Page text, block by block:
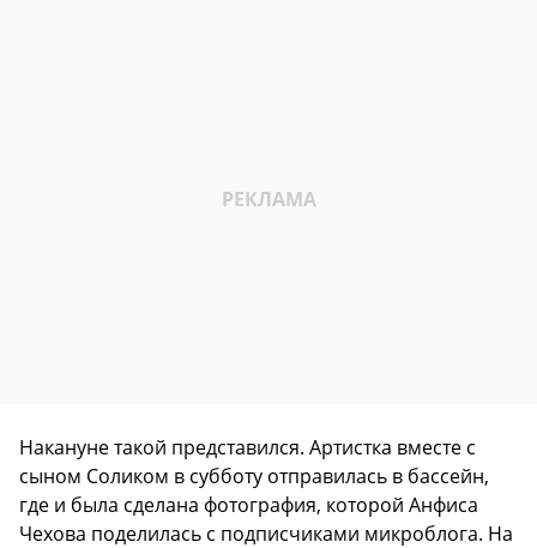
Накануне такой представился. Артистка вместе с
сыном Соликом в субботу отправилась в бассейн,
где и была сделана фотография, которой Анфиса
Чехова поделилась с подписчиками микроблога. На